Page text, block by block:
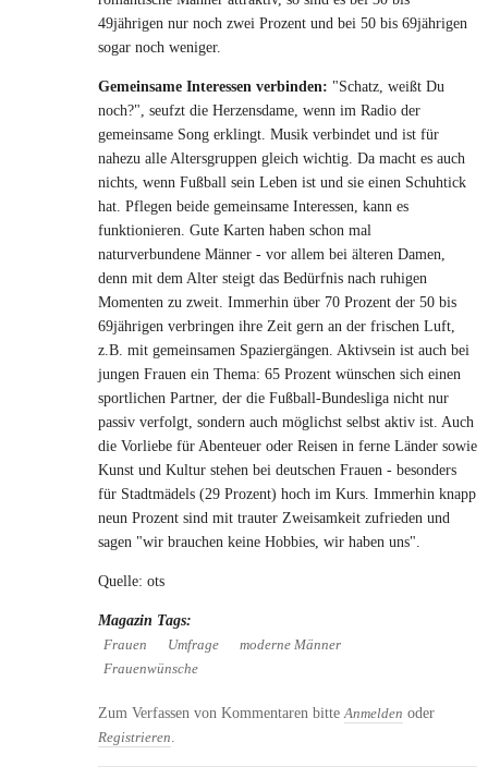
49jährigen nur noch zwei Prozent und bei 50 bis 69jährigen
sogar noch weniger.
Gemeinsame Interessen verbinden: "Schatz, weißt Du
noch?", seufzt die Herzensdame, wenn im Radio der
gemeinsame Song erklingt. Musik verbindet und ist für
nahezu alle Altersgruppen gleich wichtig. Da macht es auch
nichts, wenn Fußball sein Leben ist und sie einen Schuhtick
hat. Pflegen beide gemeinsame Interessen, kann es
funktionieren. Gute Karten haben schon mal
naturverbundene Männer - vor allem bei älteren Damen,
denn mit dem Alter steigt das Bedürfnis nach ruhigen
Momenten zu zweit. Immerhin über 70 Prozent der 50 bis
69jährigen verbringen ihre Zeit gern an der frischen Luft,
z.B. mit gemeinsamen Spaziergängen. Aktivsein ist auch bei
jungen Frauen ein Thema: 65 Prozent wünschen sich einen
sportlichen Partner, der die Fußball-Bundesliga nicht nur
passiv verfolgt, sondern auch möglichst selbst aktiv ist. Auch
die Vorliebe für Abenteuer oder Reisen in ferne Länder sowie
Kunst und Kultur stehen bei deutschen Frauen - besonders
für Stadtmädels (29 Prozent) hoch im Kurs. Immerhin knapp
neun Prozent sind mit trauter Zweisamkeit zufrieden und
sagen "wir brauchen keine Hobbies, wir haben uns".
Quelle: ots
Magazin Tags:
Frauen Umfrage
moderne Männer
Frauenwünsche
Zum Verfassen von Kommentaren bitte Anmelden oder
Registrieren